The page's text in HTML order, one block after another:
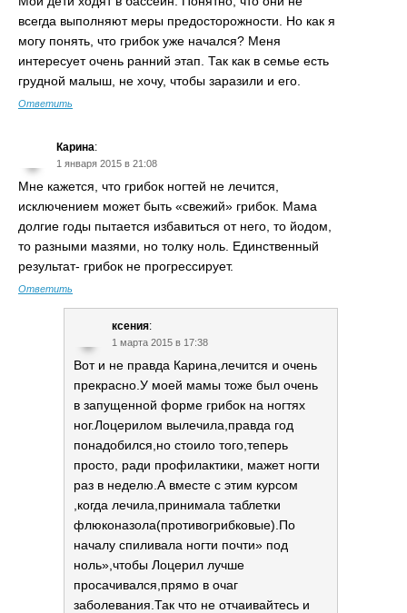
всегда выполняют меры предосторожности. Но как я
могу понять, что грибок уже начался? Меня
интересует очень ранний этап. Так как в семье есть
грудной малыш, не хочу, чтобы заразили и его.
Ответить
Карина:
1 января 2015 в 21:08
Мне кажется, что грибок ногтей не лечится,
исключением может быть «свежий» грибок. Мама
долгие годы пытается избавиться от него, то йодом,
то разными мазями, но толку ноль. Единственный
результат- грибок не прогрессирует.
Ответить
ксения:
1 марта 2015 в 17:38
Вот и не правда Карина,лечится и очень
прекрасно.У моей мамы тоже был очень
в запущенной форме грибок на ногтях
ног.Лоцерилом вылечила,правда год
понадобился,но стоило того,теперь
просто, ради профилактики, мажет ногти
раз в неделю.А вместе с этим курсом
,когда лечила,принимала таблетки
флюконазола(противогрибковые).По
началу спиливала ногти почти» под
ноль»,чтобы Лоцерил лучше
просачивался,прямо в очаг
заболевания.Так что не отчаивайтесь и